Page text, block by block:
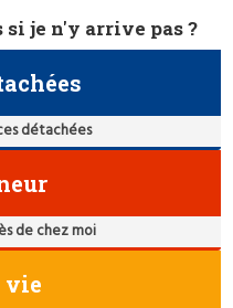
si je n'y arrive pas ?
détachées
de chez moi
vie